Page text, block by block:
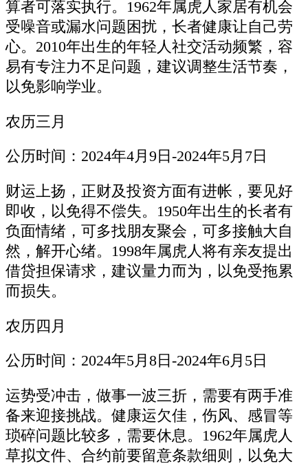
算者可落实执行。1962年属虎人家居有机会
受噪音或漏水问题困扰，长者健康让自己劳
心。2010年出生的年轻人社交活动频繁，容
易有专注力不足问题，建议调整生活节奏，
以免影响学业。
农历三月
公历时间：2024年4月9日-2024年5月7日
财运上扬，正财及投资方面有进帐，要见好
即收，以免得不偿失。1950年出生的长者有
负面情绪，可多找朋友聚会，可多接触大自
然，解开心绪。1998年属虎人将有亲友提出
借贷担保请求，建议量力而为，以免受拖累
而损失。
农历四月
公历时间：2024年5月8日-2024年6月5日
运势受冲击，做事一波三折，需要有两手准
备来迎接挑战。健康运欠佳，伤风、感冒等
琐碎问题比较多，需要休息。1962年属虎人
草拟文件、合约前要留意条款细则，以免大